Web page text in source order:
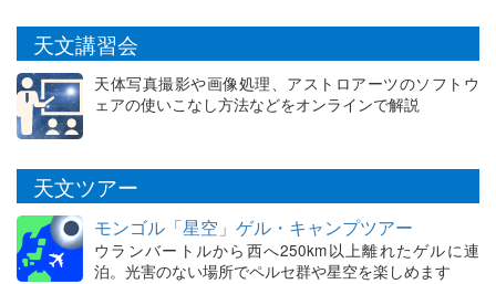
天文講習会
天体写真撮影や画像処理、アストロアーツのソフトウ
ェアの使いこなし方法などをオンラインで解説
天文ツアー
モンゴル「星空」ゲル・キャンプツアー
ウランバートルから西へ250km以上離れたゲルに連
泊。光害のない場所でペルセ群や星空を楽しめます